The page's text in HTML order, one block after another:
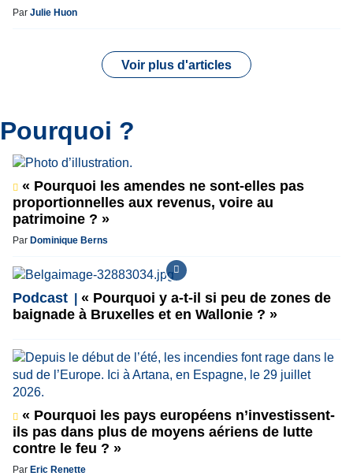
Par Julie Huon
Voir plus d'articles
Pourquoi ?
« Pourquoi les amendes ne sont-elles pas
proportionnelles aux revenus, voire au
patrimoine ? »
Par Dominique Berns
Podcast
« Pourquoi y a-t-il si peu de zones de
baignade à Bruxelles et en Wallonie ? »
« Pourquoi les pays européens n’investissent-
ils pas dans plus de moyens aériens de lutte
contre le feu ? »
Par Eric Renette